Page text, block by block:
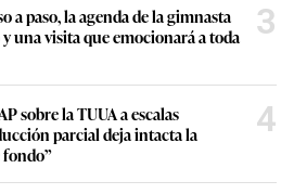
a paso, la agenda de la gimnasta
una visita que emocionará a toda
3
sobre la TUUA a escalas
parcial deja intacta la
fondo”
4